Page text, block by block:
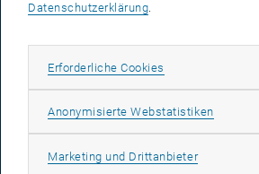
Datenschutzerklärung.
Erforderliche Cookies Erforderliche
Anonymisierte WebstatistikenStatistik
Marketing und DrittanbieterMarketing